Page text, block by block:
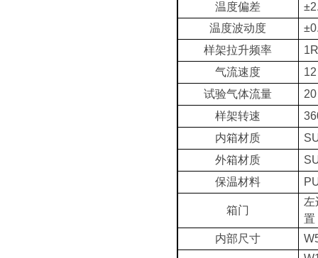
温度偏差
温度波动度
样架拉升频率
气流速度
试验气体流量
样架转速
内箱材质
外箱材质
保温材料
箱门
左
置
内部尺寸